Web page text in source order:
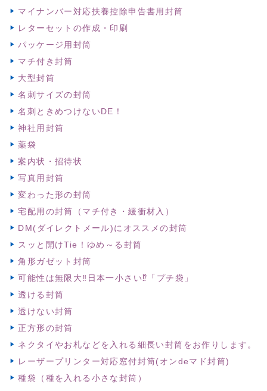
マイナンバー対応扶養控除申告書用封筒
レターセットの作成・印刷
パッケージ用封筒
マチ付き封筒
大型封筒
名刺サイズの封筒
名刺ときめつけないDE！
神社用封筒
薬袋
案内状・招待状
写真用封筒
変わった形の封筒
宅配用の封筒（マチ付き・緩衝材入）
DM(ダイレクトメール)にオススメの封筒
スッと開けTie！ゆめ～る封筒
角形ガゼット封筒
可能性は無限大‼日本一小さい⁉「プチ袋」
透ける封筒
透けない封筒
正方形の封筒
ネクタイやお札などを入れる細長い封筒をお作りします。
レーザープリンター対応窓付封筒(オンdeマド封筒)
種袋（種を入れる小さな封筒）